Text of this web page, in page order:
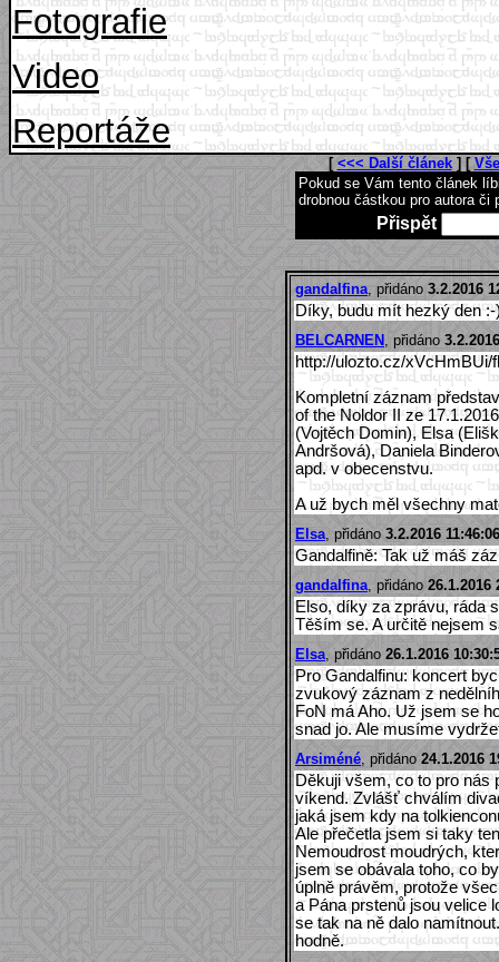
Fotografie
Video
Reportáže
[ <<< Další článek] [
Pokud se Vám tento článek
drobnou částkou pro autora či
Přispět
gandalfina , přidáno 3.2.2016
Díky, budu mít hezký den :-
BELCARNEN , přidáno
http://ulozto.cz/xVcHmBUi/
Kompletní záznam
of the Noldor II ze
(Vojtěch Domin), Elsa
Andršová), Daniela
apd. v obecenstvu.
A už bych měl všechny
Elsa , přidáno 3.2.2016 11:46:06
Gandalfině: Tak už máš
gandalfina , přidáno 26.1.2016
Elso, díky za zprávu, ráda
Těším se. A určitě nejsem
Elsa , přidáno 26.1.2016
Pro Gandalfinu: koncert
zvukový záznam z
FoN má Aho. Už jsem se
snad jo. Ale musíme
Arsiméné , přidáno 24.1.2016
Děkuji všem, co to pro nás
víkend. Zvlášť chválím
jaká jsem kdy na
Ale přečetla jsem si taky
Nemoudrost moudrých,
jsem se obávala toho, co
úplně právěm, protože
a Pána prstenů jsou velice
se tak na ně dalo
hodně.